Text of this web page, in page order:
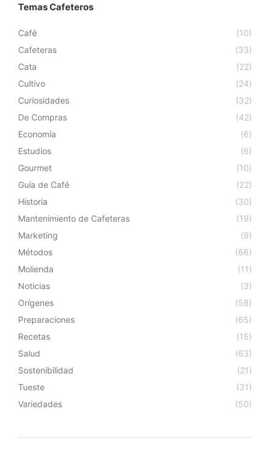
Temas Cafeteros
Café
(10)
Cafeteras
(33)
Cata
(22)
Cultivo
(24)
Curiosidades
(32)
De Compras
(42)
Economía
(6)
Estudios
(6)
Gourmet
(10)
Guía de Café
(22)
Historia
(30)
Mantenimiento de Cafeteras
(19)
Marketing
(9)
Métodos
(66)
Molienda
(11)
Noticias
(3)
Orígenes
(58)
Preparaciones
(65)
Recetas
(15)
Salud
(63)
Sostenibilidad
(21)
Tueste
(31)
Variedades
(50)